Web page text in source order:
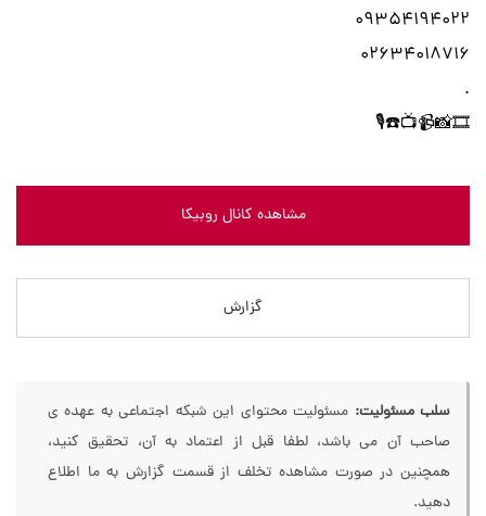
09354194022
02634018716
.
🎞📸📹📺☎️🎙
مشاهده کانال روبیکا
گزارش
سلب مسئولیت: مسئولیت محتوای این شبکه اجتماعی به عهده ی
صاحب آن می باشد، لطفا قبل از اعتماد به آن، تحقیق کنید،
همچنین در صورت مشاهده تخلف از قسمت گزارش به ما اطلاع
دهید.